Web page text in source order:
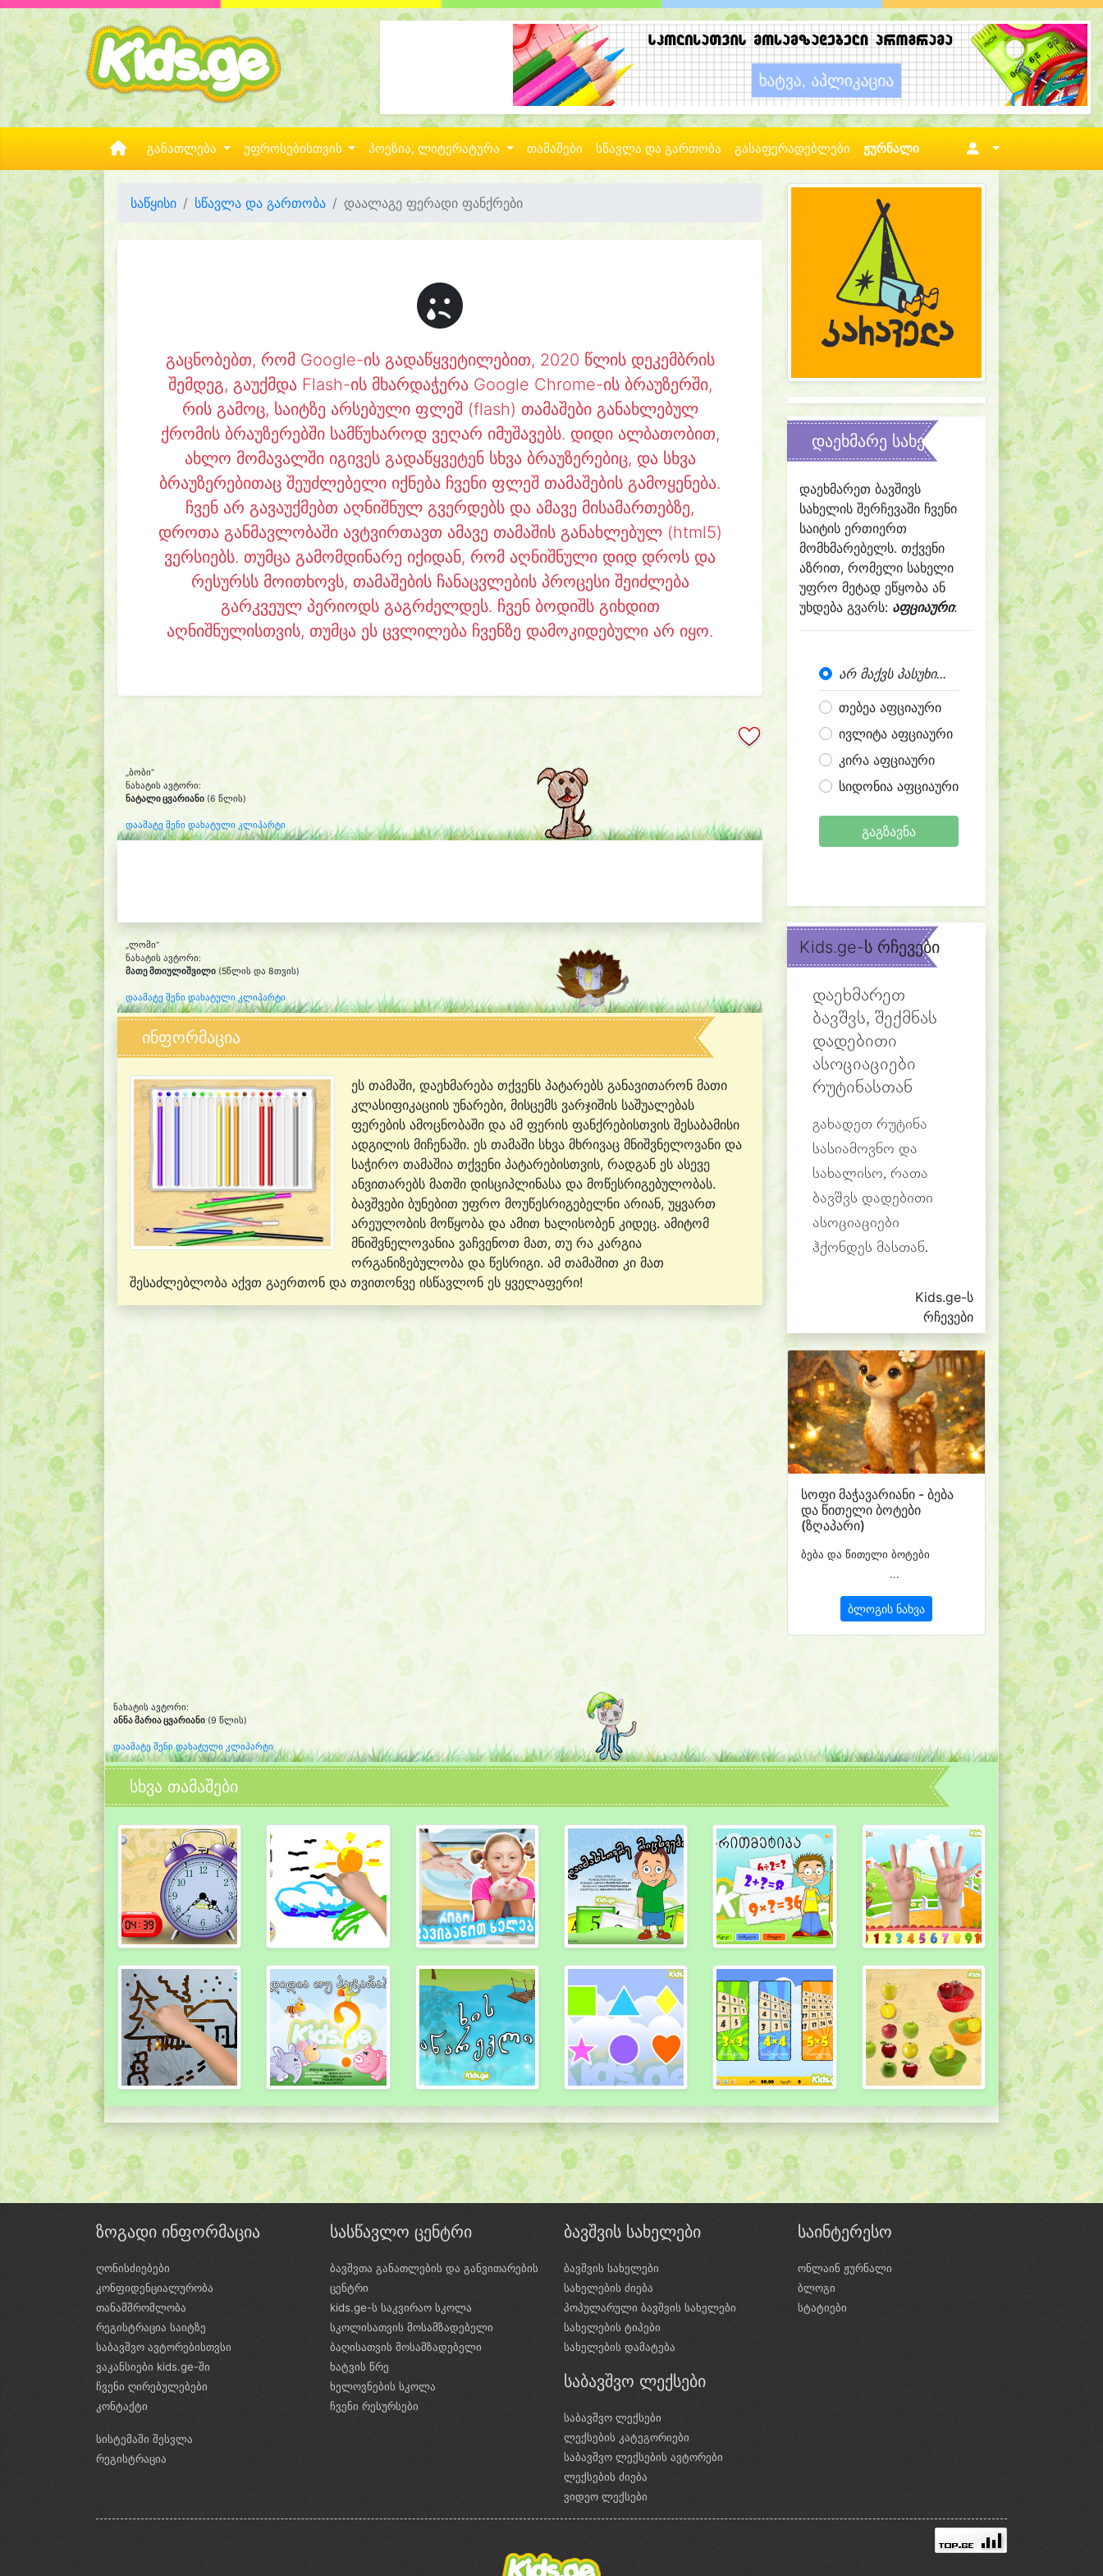
განათლება უფროსებისთვის პოეზია, ლიტერატურა თამაშები სწავლა და გართობა გასაფერადებლები ჟურნალი
საწყისი სწავლა და გართობა დაალაგე ფერადი ფანქრები
გაცნობებთ, რომ Google-ის გადაწყვეტილებით, 2020 წლის დეკემბრის
შემდეგ, გაუქმდა Flash-ის მხარდაჭერა Google Chrome-ის ბრაუზერში,
რის გამოც, საიტზე არსებული ფლეშ (flash) თამაშები განახლებულ
ქრომის ბრაუზერებში სამწუხაროდ ვეღარ იმუშავებს. დიდი ალბათობით,
ახლო მომავალში იგივეს გადაწყვეტენ სხვა ბრაუზერებიც, და სხვა
ბრაუზერებითაც შეუძლებელი იქნება ჩვენი ფლეშ თამაშების გამოყენება.
ჩვენ არ გავაუქმებთ აღნიშნულ გვერდებს და ამავე მისამართებზე,
დროთა განმავლობაში ავტვირთავთ ამავე თამაშის განახლებულ (html5)
ვერსიებს. თუმცა გამომდინარე იქიდან, რომ აღნიშნული დიდ დროს და
რესურსს მოითხოვს, თამაშების ჩანაცვლების პროცესი შეიძლება
გარკვეულ პერიოდს გაგრძელდეს. ჩვენ ბოდიშს გიხდით
აღნიშნულისთვის, თუმცა ეს ცვლილება ჩვენზე დამოკიდებული არ იყო.
„ბობი“
ნახატის ავტორი:
ნატალი ცვარიანი (6 წლის)
დაამატე შენი დახატული კლიპარტი
„ლომი“
ნახატის ავტორი:
მათე მთიულიშვილი (5წლის და 8თვის)
დაამატე შენი დახატული კლიპარტი
ინფორმაცია
ეს თამაში, დაეხმარება თქვენს პატარებს განავითარონ მათი
კლასიფიკაციის უნარები, მისცემს ვარჯიშის საშუალებას
ფერების ამოცნობაში და ამ ფერის ფანქრებისთვის შესაბამისი
ადგილის მიჩენაში. ეს თამაში სხვა მხრივაც მნიშვნელოვანი და
საჭირო თამაშია თქვენი პატარებისთვის, რადგან ეს ასევე
ანვითარებს მათში დისციპლინასა და მოწესრიგებულობას.
ბავშვები ბუნებით უფრო მოუწესრიგებელნი არიან, უყვართ
არეულობის მოწყობა და ამით ხალისობენ კიდეც. ამიტომ
მნიშვნელოვანია ვაჩვენოთ მათ, თუ რა კარგია
ორგანიზებულობა და წესრიგი. ამ თამაშით კი მათ
შესაძლებლობა აქვთ გაერთონ და თვითონვე ისწავლონ ეს ყველაფერი!
დაეხმარე სახელის შერჩევაში
დაეხმარეთ ბავშივს
სახელის შერჩევაში ჩვენი
საიტის ერთიერთ
მომხმარებელს. თქვენი
აზრით, რომელი სახელი
უფრო მეტად ეწყობა ან
უხდება გვარს: აფციაური:
არ მაქვს პასუხი...
თებეა აფციაური
ივლიტა აფციაური
კირა აფციაური
სიდონია აფციაური
გაგზავნა
Kids.ge-ს რჩევები
დაეხმარეთ
ბავშვს, შექმნას
დადებითი
ასოციაციები
რუტინასთან
გახადეთ რუტინა
სასიამოვნო და
სახალისო, რათა
ბავშვს დადებითი
ასოციაციები
ჰქონდეს მასთან.
Kids.ge-ს
რჩევები
სოფი მაჭავარიანი - ბება
და წითელი ბოტები
(ზღაპარი)
ბება და წითელი ბოტები
...
ბლოგის ნახვა
ნახატის ავტორი:
ანნა მარია ცვარიანი (9 წლის)
დაამატე შენი დახატული კლიპარტი
სხვა თამაშები
ზოგადი ინფორმაცია
ღონისძიებები
კონფიდენციალურობა
თანამშრომლობა
რეგისტრაცია საიტზე
საბავშვო ავტორებისთვსი
ვაკანსიები kids.ge-ში
ჩვენი ღირებულებები
კონტაქტი
სისტემაში შესვლა
რეგისტრაცია
სასწავლო ცენტრი
ბავშვთა განათლების და განვითარების
ცენტრი
kids.ge-ს საკვირაო სკოლა
სკოლისათვის მოსამზადებელი
ბაღისათვის მოსამზადებელი
ხატვის წრე
ხელოვნების სკოლა
ჩვენი რესურსები
ბავშვის სახელები
ბავშვის სახელები
სახელების ძიება
პოპულარული ბავშვის სახელები
სახელების ტიპები
სახელების დამატება
საბავშვო ლექსები
საბავშვო ლექსები
ლექსების კატეგორიები
საბავშვო ლექსების ავტორები
ლექსების ძიება
ვიდეო ლექსები
საინტერესო
ონლაინ ჟურნალი
ბლოგი
სტატიები